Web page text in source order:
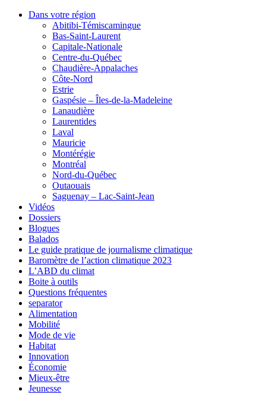
Dans votre région
Abitibi-Témiscamingue
Bas-Saint-Laurent
Capitale-Nationale
Centre-du-Québec
Chaudière-Appalaches
Côte-Nord
Estrie
Gaspésie – Îles-de-la-Madeleine
Lanaudière
Laurentides
Laval
Mauricie
Montérégie
Montréal
Nord-du-Québec
Outaouais
Saguenay – Lac-Saint-Jean
Vidéos
Dossiers
Blogues
Balados
Le guide pratique de journalisme climatique
Baromètre de l’action climatique 2023
L’ABD du climat
Boite à outils
Questions fréquentes
separator
Alimentation
Mobilité
Mode de vie
Habitat
Innovation
Économie
Mieux-être
Jeunesse